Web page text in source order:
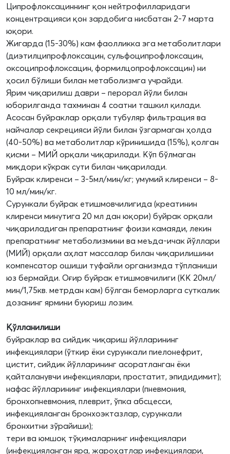
Ципрофлоксациннинг қон нейтрофилларидаги
концентрацияси қон зардобига нисбатан 2-7 марта
юқори.
Жигарда (15-30%) кам фаолликка эга метаболитлари
(диэтилципрофлоксацин, сульфоципрофлоксацин,
оксоципрофлоксацин, формилцопрофлоксацин) ни
ҳосил бўлиши билан метаболизмга учрайди.
Ярим чиқарилиш даври – перорал йўли билан
юборилганда тахминан 4 соатни ташкил қилади.
Асосан буйраклар орқали тубуляр фильтрация ва
найчалар секрецияси йўли билан ўзгармаган ҳолда
(40-50%) ва метаболитлар кўринишида (15%), қолган
қисми – МИЙ орқали чиқарилади. Кўп бўлмаган
миқдори кўкрак сути билан чиқарилади.
Буйрак клиренси – 3-5мл/мин/кг; умумий клиренси – 8-
10 мл/мин/кг.
Сурункали буйрак етишмовчилигида (креатинин
клиренси минутига 20 мл дан юқори) буйрак орқали
чиқариладиган препаратнинг фоизи камаяди, лекин
препаратнинг метаболизмини ва меъда-ичак йўллари
(МИЙ) орқали аҳлат массалар билан чиқарилишини
компенсатор ошиши туфайли организмда тўпланиши
юз бермайди. Оғир буйрак етишмовчилиги (КК 20мл/
мин/1,75кв. метрдан кам) бўлган беморларга суткалик
дозанинг ярмини буюриш лозим.
Қўлланилиши
буйраклар ва сийдик чиқариш йўлларининг
инфекциялари (ўткир ёки сурункали пиелонефрит,
цистит, сийдик йўлларининг асоратланган ёки
қайталанувчи инфекциялари, простатит, эпидидимит);
нафас йўлларининг инфекциялари (пневмония,
бронхопневмония, плеврит, ўпка абсцесси,
инфекцияланган бронхоэктазлар, сурункали
бронхитни зўрайиши);
тери ва юмшоқ тўқималарнинг инфекциялари
(инфекцияланган яра, жароҳатлар инфекциялари,